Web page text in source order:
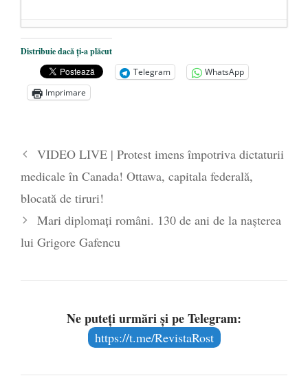
Dezvăluiri cutremurătoare despre
președintele Ucrainei, Volodymyr
Zelensky
- 13 mai 2026
Statul care servește Națiunea
poetului Octavian Goga, înlăturat din Iași
- 16 aprilie 2026
Distribuie dacă ți-a plăcut
Telegram
WhatsApp
Imprimare
VIDEO LIVE | Protest imens împotriva dictaturii
medicale în Canada! Ottawa, capitala federală,
blocată de tiruri!
Mari diplomați români. 130 de ani de la nașterea
lui Grigore Gafencu
Ne puteți urmări și pe Telegram:
https://t.me/RevistaRost